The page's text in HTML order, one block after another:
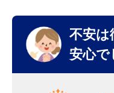
不安は
安心で